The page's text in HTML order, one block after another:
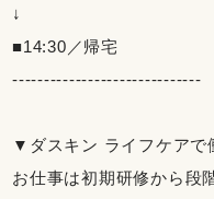
↓
■14:30／帰宅
------------------------------
▼ダスキン ライフケアで
お仕事は初期研修から段